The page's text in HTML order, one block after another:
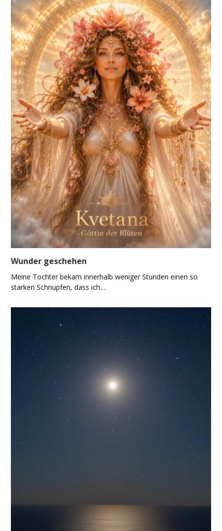
Wunder geschehen
Meine Tochter bekam innerhalb weniger Stunden einen so
starken Schnupfen, dass ich…